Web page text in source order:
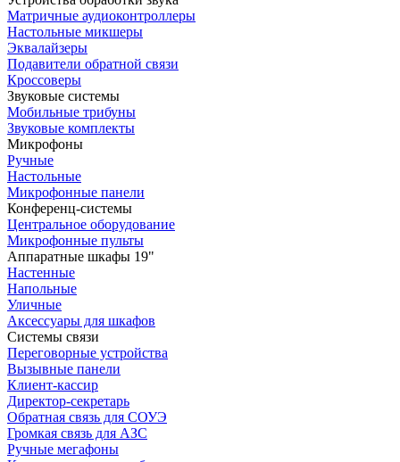
Матричные аудиоконтроллеры
Настольные микшеры
Эквалайзеры
Подавители обратной связи
Кроссоверы
Звуковые системы
Мобильные трибуны
Звуковые комплекты
Микрофоны
Ручные
Настольные
Микрофонные панели
Конференц-системы
Центральное оборудование
Микрофонные пульты
Аппаратные шкафы 19"
Настенные
Напольные
Уличные
Аксессуары для шкафов
Системы связи
Переговорные устройства
Вызывные панели
Клиент-кассир
Директор-секретарь
Обратная связь для СОУЭ
Громкая связь для АЗС
Ручные мегафоны